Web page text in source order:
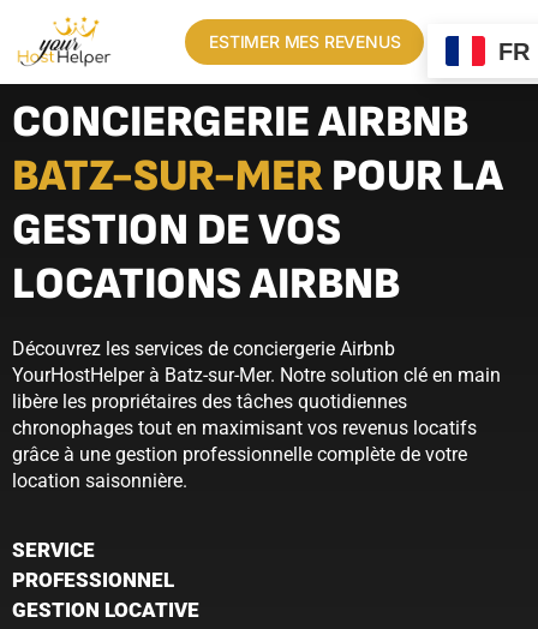
ESTIMER MES REVENUS
CONCIERGERIE AIRBNB
BATZ-SUR-MER POUR LA
GESTION DE VOS
LOCATIONS AIRBNB
Découvrez les services de conciergerie Airbnb
YourHostHelper à Batz-sur-Mer. Notre solution clé en main
libère les propriétaires des tâches quotidiennes
chronophages tout en maximisant vos revenus locatifs
grâce à une gestion professionnelle complète de votre
location saisonnière.
SERVICE
PROFESSIONNEL
GESTION LOCATIVE
FR